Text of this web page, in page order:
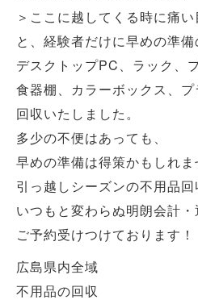
＞ここに越してくる時に痛い
と、経験者だけに早めの準備
デスクトップPC、ラック、
食器棚、カラーボックス、プ
回収いたしました。
多少の不便はあっても、
早めの準備は得策かもしれま
引っ越しシーズンの不用品回
いつもと変わらぬ明朗会計・
ご予約受けつけております！
広島県内全域
不用品の回収